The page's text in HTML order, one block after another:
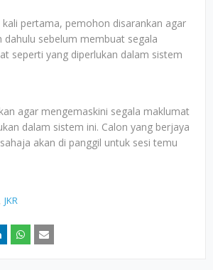
pertama, pemohon disarankan agar
sebelum membuat segala
seperti yang diperlukan dalam sistem
agar mengemaskini segala maklumat
dalam sistem ini. Calon yang berjaya
akan di panggil untuk sesi temu
JKR